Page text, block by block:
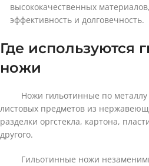
высококачественных
эффективность и долговечность.
Где используются
ножи
Ножи гильотинные по
листовых предметов из
разделки оргстекла, картона,
другого.
Гильотинные ножи незаменимы